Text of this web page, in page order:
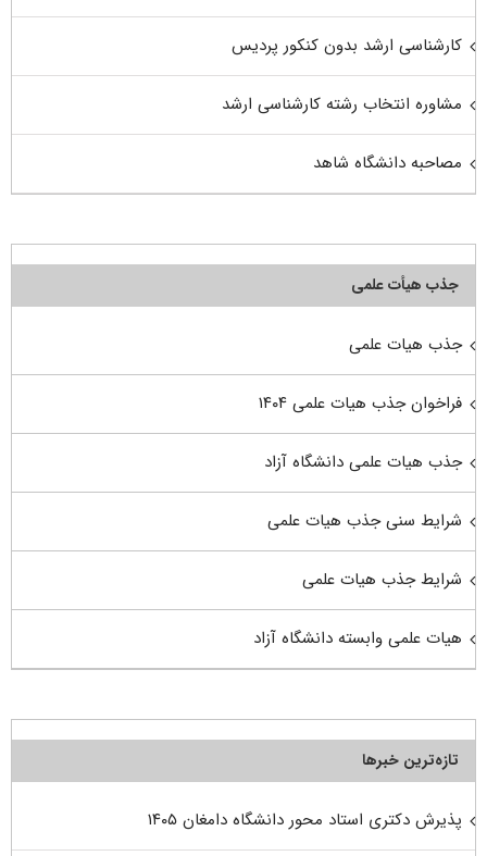
کارشناسی ارشد بدون کنکور پردیس
مشاوره انتخاب رشته کارشناسی ارشد
مصاحبه دانشگاه شاهد
جذب هیأت علمی
جذب هیات علمی
فراخوان جذب هیات علمی ۱۴۰۴
جذب هیات علمی دانشگاه آزاد
شرایط سنی جذب هیات علمی
شرایط جذب هیات علمی
هیات علمی وابسته دانشگاه آزاد
تازه‌ترین خبرها
پذیرش دکتری استاد محور دانشگاه دامغان ۱۴۰۵